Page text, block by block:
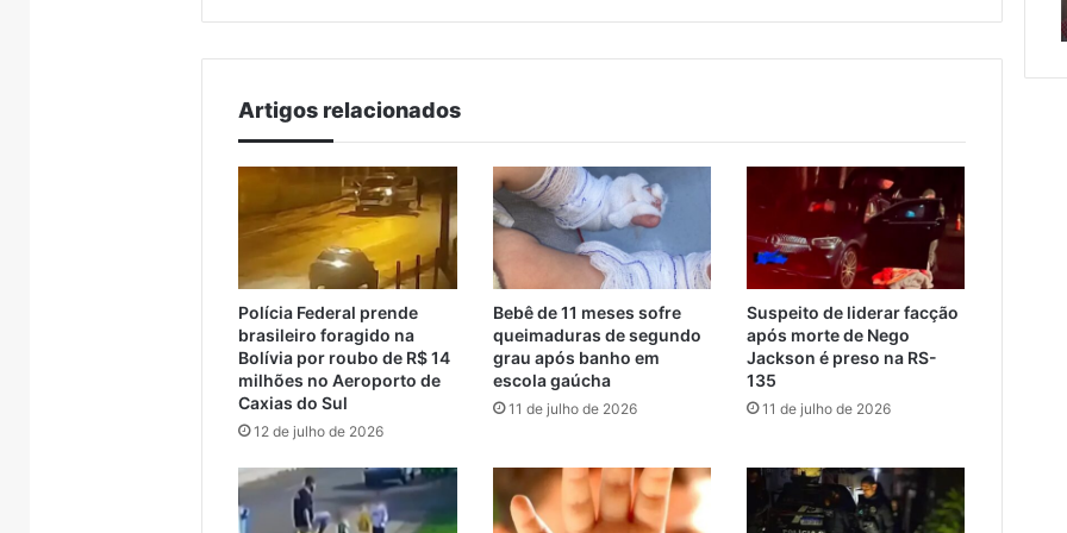
Artigos relacionados
Polícia Federal prende
brasileiro foragido na
Bolívia por roubo de R$ 14
milhões no Aeroporto de
Caxias do Sul
12 de julho de 2026
Bebê de 11 meses sofre
queimaduras de segundo
grau após banho em
escola gaúcha
11 de julho de 2026
Suspeito de liderar facção
após morte de Nego
Jackson é preso na RS-
135
11 de julho de 2026
reclusão
declaração
considerada
racista